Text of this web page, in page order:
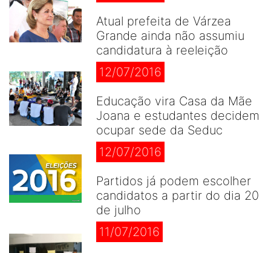
Atual prefeita de Várzea
Grande ainda não assumiu
candidatura à reeleição
12/07/2016
Educação vira Casa da Mãe
Joana e estudantes decidem
ocupar sede da Seduc
12/07/2016
Partidos já podem escolher
candidatos a partir do dia 20
de julho
11/07/2016